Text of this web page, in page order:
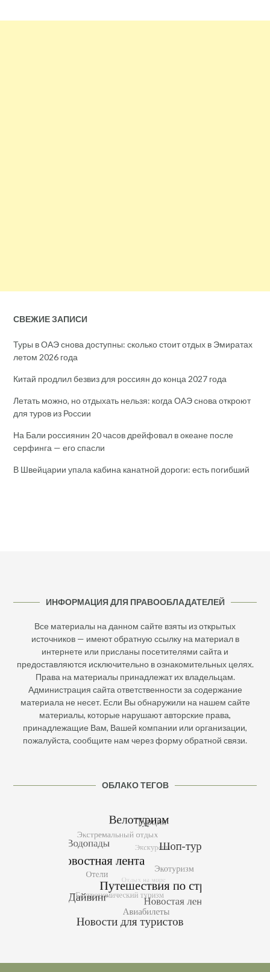
СВЕЖИЕ ЗАПИСИ
Туры в ОАЭ снова доступны: сколько стоит отдых в Эмиратах
летом 2026 года
Китай продлил безвиз для россиян до конца 2027 года
Летать можно, но отдыхать нельзя: когда ОАЭ снова откроют
для туров из России
На Бали россиянин 20 часов дрейфовал в океане после
серфинга — его спасли
В Швейцарии упала кабина канатной дороги: есть погибший
ИНФОРМАЦИЯ ДЛЯ ПРАВООБЛАДАТЕЛЕЙ
Все материалы на данном сайте взяты из открытых
источников — имеют обратную ссылку на материал в
интернете или присланы посетителями сайта и
предоставляются исключительно в ознакомительных целях.
Права на материалы принадлежат их владельцам.
Администрация сайта ответственности за содержание
материала не несет. Если Вы обнаружили на нашем сайте
материалы, которые нарушают авторские права,
принадлежащие Вам, Вашей компании или организации,
пожалуйста, сообщите нам через форму обратной связи.
ОБЛАКО ТЕГОВ